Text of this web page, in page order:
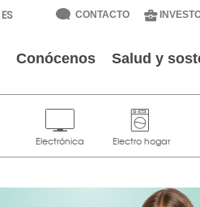
CONTACTO
Conócenos Salud y